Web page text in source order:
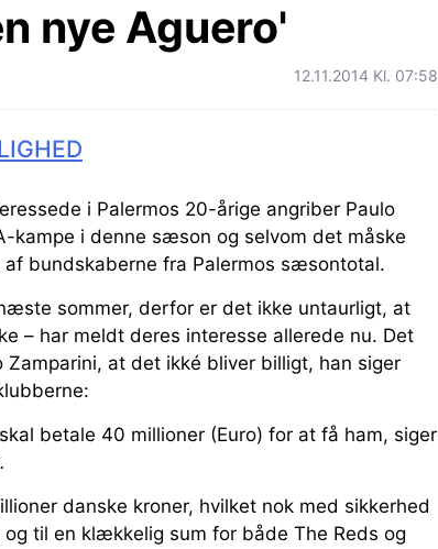
nye Aguero'
12.11.2014 Kl. 07:58
i Palermos 20-årige angriber Paulo
kampe i denne sæson og selvom det måske
bundskaberne fra Palermos sæsontotal.
sommer, derfor er det ikke untaurligt, at
– har meldt deres interesse allerede nu. Det
at det ikké bliver billigt, han siger
betale 40 millioner (Euro) for at få ham, siger
danske kroner, hvilket nok med sikkerhed
til en klækkelig sum for både The Reds og